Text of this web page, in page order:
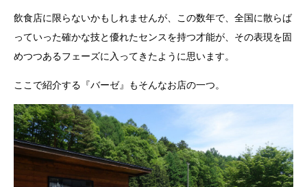
飲食店に限らないかもしれませんが、この数年で、全国に散らば
っていった確かな技と優れたセンスを持つ才能が、その表現を固
めつつあるフェーズに入ってきたように思います。
ここで紹介する『バーゼ』もそんなお店の一つ。